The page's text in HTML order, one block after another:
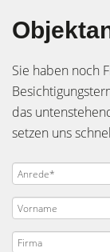
Sie haben noch
das
setzen uns